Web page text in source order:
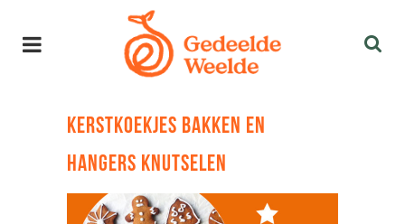
KERSTKOEKJES BAKKEN EN
HANGERS KNUTSELEN